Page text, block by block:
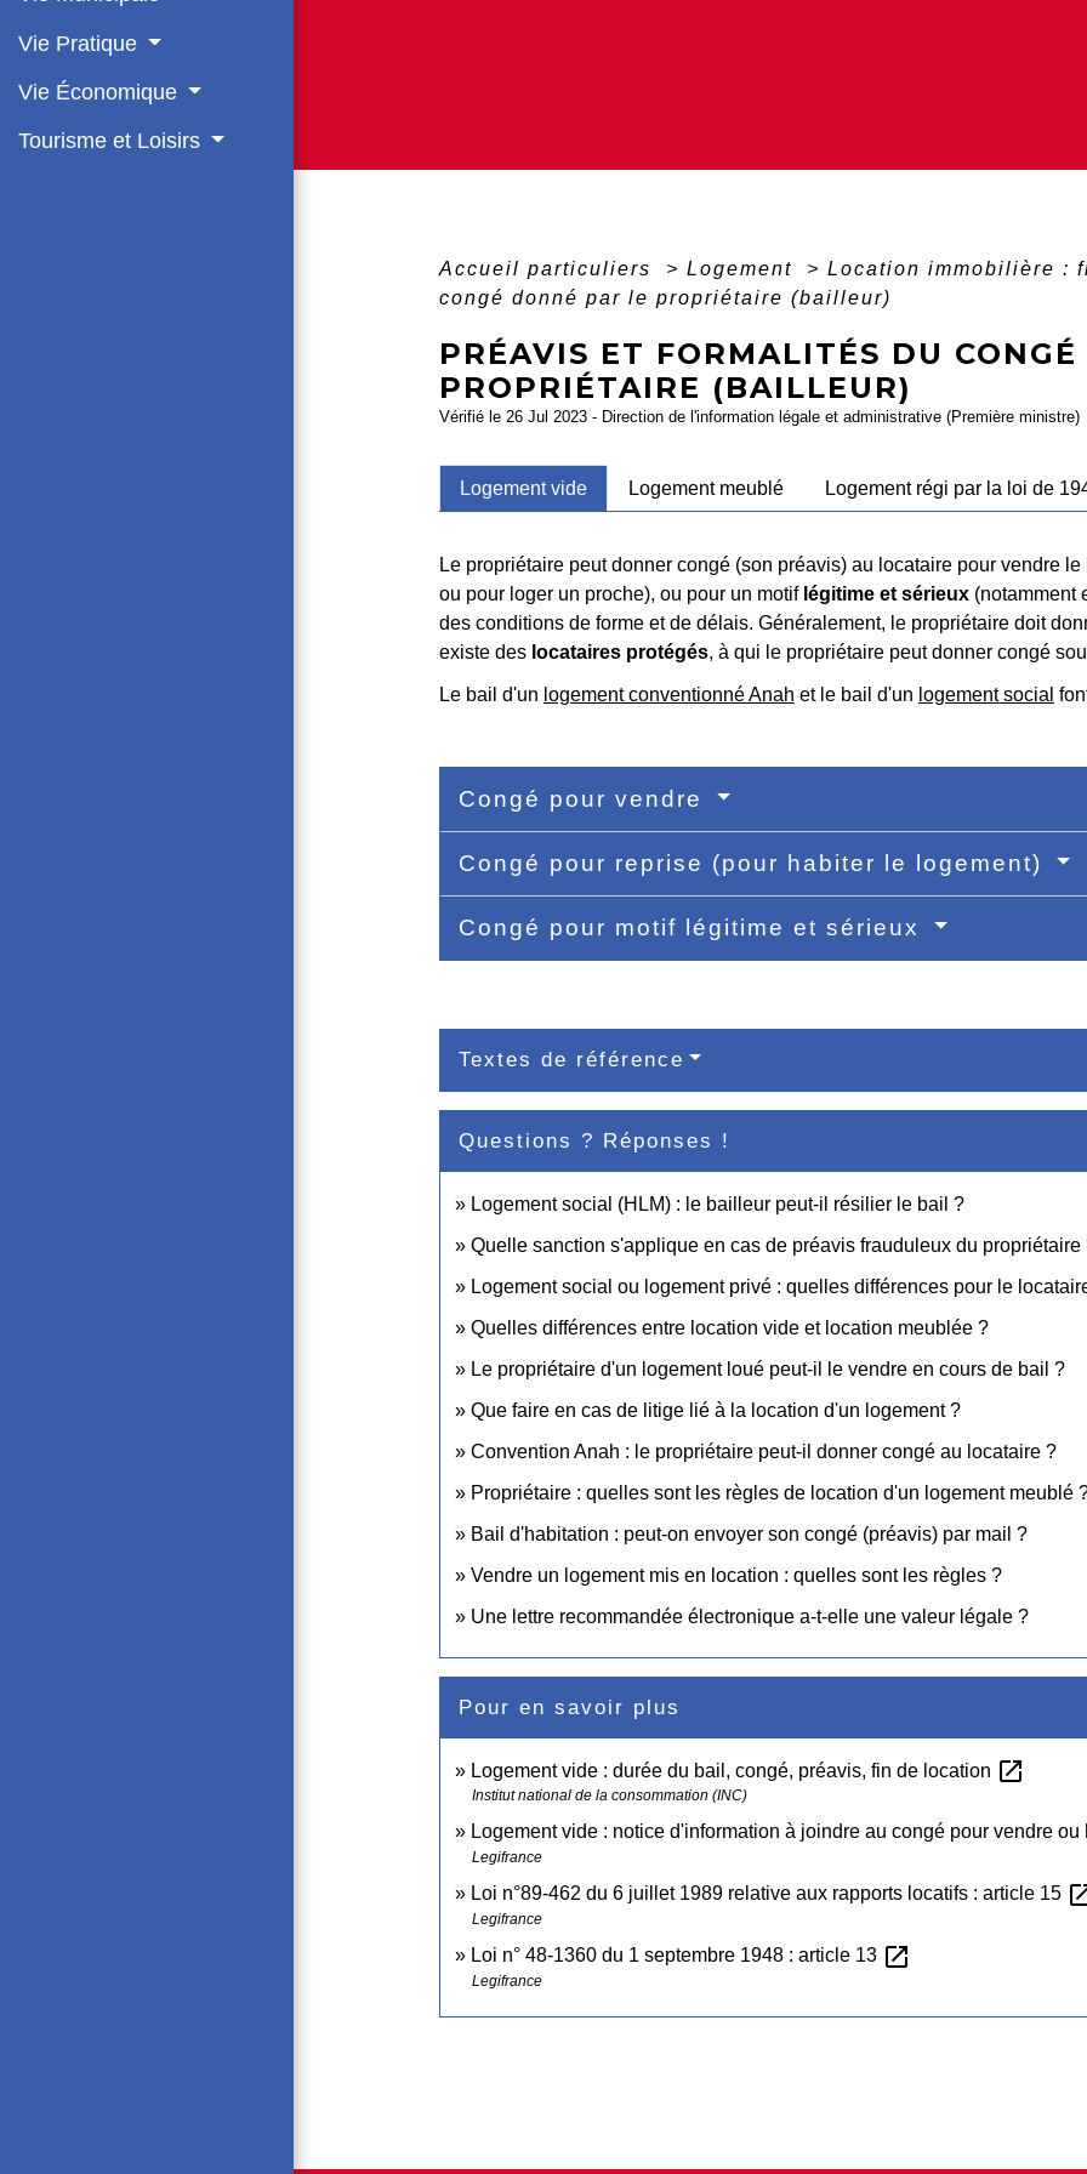
Vie Pratique
Vie Économique
Tourisme et Loisirs
Accueil particuliers > Logement > Location immobilière :
congé donné par le propriétaire (bailleur)
PRÉAVIS ET FORMALITÉS DU
PROPRIÉTAIRE (BAILLEUR)
Vérifié le 26 Jul 2023 - Direction de l'information légale et administrative (Première ministre)
Logement vide Logement meublé Logement régi par la loi de
Le propriétaire peut donner congé (son préavis) au locataire pour vendre
ou pour loger un proche), ou pour un motiflégitime et sérieux(notamment
des conditions de forme et de délais. Généralement, le propriétaire doit
existe des locataires protégés, à qui le propriétaire peut donner congé
Le bail d'un logement conventionné Anah et le bail d'un logement social
Congé pour vendre
Congé pour reprise (pour habiter le logement)
Congé pour motif légitime et sérieux
Textes de référence
Questions ? Réponses !
Logement social (HLM) : le bailleur peut-il résilier le bail ?
Quelle sanction s'applique en cas de préavis frauduleux du propriétaire
Logement social ou logement privé : quelles différences pour le
Quelles différences entre location vide et location meublée ?
Le propriétaire d'un logement loué peut-il le vendre en cours de bail ?
Que faire en cas de litige lié à la location d'un logement ?
Convention Anah : le propriétaire peut-il donner congé au locataire ?
Propriétaire : quelles sont les règles de location d'un logement meublé
Bail d'habitation : peut-on envoyer son congé (préavis) par mail ?
Vendre un logement mis en location : quelles sont les règles ?
Une lettre recommandée électronique a-t-elle une valeur légale ?
Pour en savoir plus
Logement vide : durée du bail, congé, préavis, fin de location open_in_new
Institut national de la consommation (INC)
Logement vide : notice d'information à joindre au congé pour vendre ou
Legifrance
Loi n°89-462 du 6 juillet 1989 relative aux rapports locatifs : article 15
Legifrance
Loi n° 48-1360 du 1 septembre 1948 : article 13 open_in_new
Legifrance